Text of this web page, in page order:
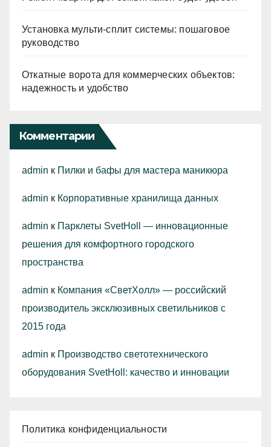
Установка мульти-сплит системы: пошаговое
руководство
Откатные ворота для коммерческих объектов:
надежность и удобство
Комментарии
admin к Пилки и бафы для мастера маникюра
admin к Корпоративные хранилища данных
admin к Парклеты SvetHoll — инновационные
решения для комфортного городского
пространства
admin к Компания «СветХолл» — российский
производитель эксклюзивных светильников с
2015 года
admin к Производство светотехнического
оборудования SvetHoll: качество и инновации
Политика конфиденциальности